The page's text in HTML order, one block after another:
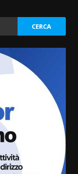
di arma